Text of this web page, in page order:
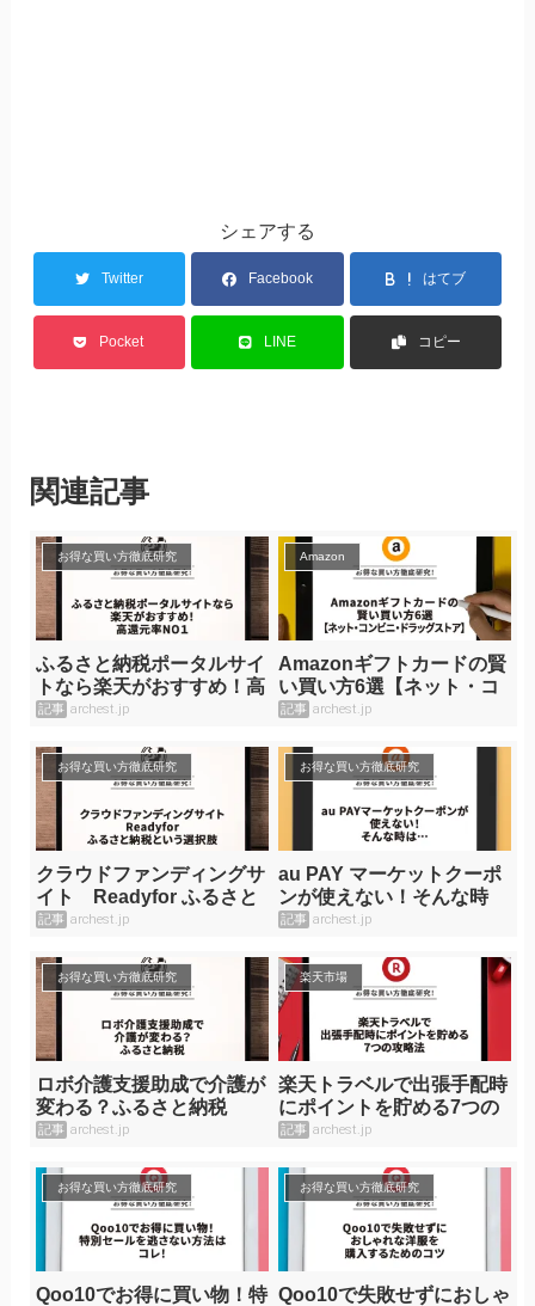
シェアする
Twitter Facebook はてブ
Pocket LINE コピー
関連記事
お得な買い方徹底研究
ふるさと納税ポータルサイ
トなら楽天がおすすめ！高
還元率NO１
記事 archest.jp
Amazon
Amazonギフトカードの賢
い買い方6選【ネット・コ
ンビニ・ドラッグストア】
記事 archest.jp
お得な買い方徹底研究
クラウドファンディングサ
イト Readyfor ふるさと
納税という選択肢
記事 archest.jp
お得な買い方徹底研究
au PAY マーケットクーポ
ンが使えない！そんな時
は…
記事 archest.jp
お得な買い方徹底研究
ロボ介護支援助成で介護が
変わる？ふるさと納税
記事 archest.jp
楽天市場
楽天トラベルで出張手配時
にポイントを貯める7つの
攻略法
記事 archest.jp
お得な買い方徹底研究
Qoo10でお得に買い物！特
お得な買い方徹底研究
Qoo10で失敗せずにおしゃ